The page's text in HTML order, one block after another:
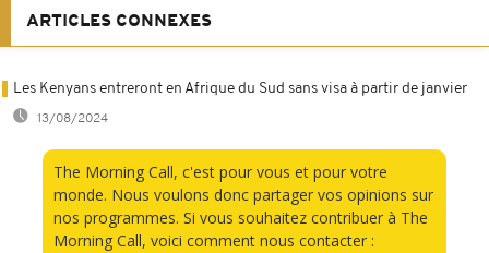
ARTICLES CONNEXES
Les Kenyans entreront en Afrique du Sud sans visa à partir de janvier
13/08/2024
The Morning Call, c'est pour vous et pour votre
monde. Nous voulons donc partager vos opinions sur
nos programmes. Si vous souhaitez contribuer à The
Morning Call, voici comment nous contacter :